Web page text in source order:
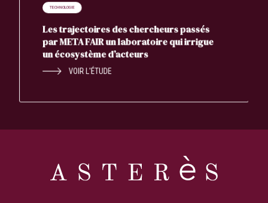
TECHNOLOGIE
Les trajectoires des chercheurs passés
par META FAIR un laboratoire qui irrigue
un écosystème d’acteurs
VOIR L'ÉTUDE